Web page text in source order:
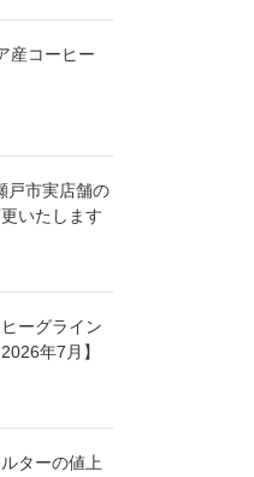
産コーヒー
戸市実店舗の
いたします
ーグライン
年7月】
ターの値上